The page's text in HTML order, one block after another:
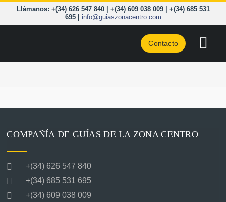
Saltar
contenido
Llámanos: +(34) 626 547 840 | +(34) 609 038 009 | +(34) 685 531
695 |
info@guiaszonacentro.com
Contacto
COMPAÑÍA DE GUÍAS DE LA ZONA CENTRO
+(34) 626 547 840
+(34) 685 531 695
+(34) 609 038 009